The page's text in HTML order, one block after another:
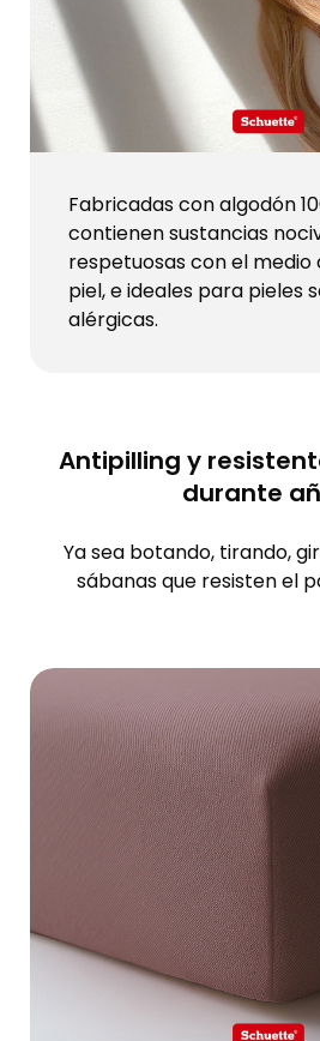
Fabricadas con algodón
contienen sustancias
respetuosas con el
piel, e ideales para pieles
alérgicas.
Antipilling y
durante
Ya sea botando, tirando,
sábanas que resisten el